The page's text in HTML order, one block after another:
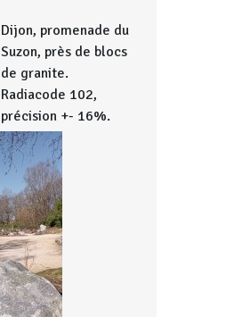
Dijon, promenade du
Suzon, près de blocs
de granite.
Radiacode 102,
précision +- 16%.